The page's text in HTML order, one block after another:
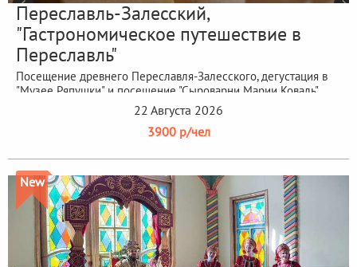
Переславль-Залесский,
"Гастрономическое путешествие в
Переславль"
Посещение древнего Переславля-Залесского, дегустация в
"Музее Ряпушки" и посещение "Сыроварни Марии Коваль"
22 Августа 2026
3900 р/чел
New